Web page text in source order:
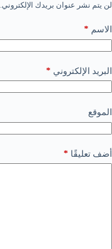
لن يتم نشر عنوان بريدك الإلكتروني.
الاسم *
البريد الإلكتروني *
الموقع
أضف تعليقًا *